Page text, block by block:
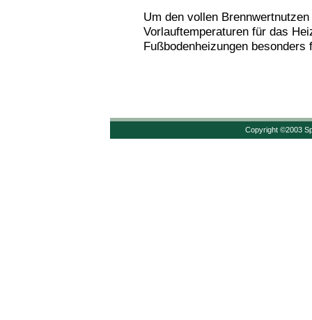
Um den vollen
Vorlauftemperaturen für das
Fußbodenheizungen
Copyright ©2003